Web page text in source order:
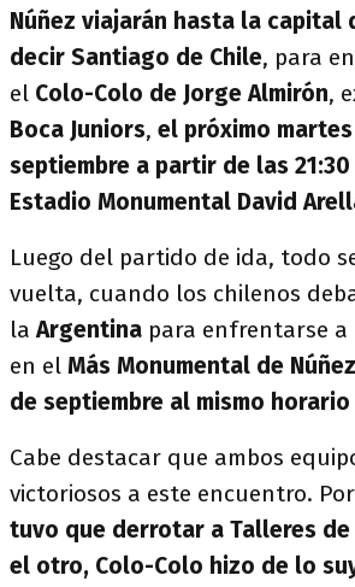
Núñez viajarán hasta la capital
decir Santiago de Chile, para
el Colo-Colo de Jorge Almirón,
Boca Juniors, el próximo martes
septiembre a partir de las
Estadio Monumental David
Luego del partido de ida, todo
vuelta, cuando los chilenos
laArgentina para enfrentarse a
en el Más Monumental de Núñez
de septiembre al mismo
Cabe destacar que ambos
victoriosos a este encuentro.
tuvo que derrotar a Talleres de
el otro, Colo-Colo hizo de lo